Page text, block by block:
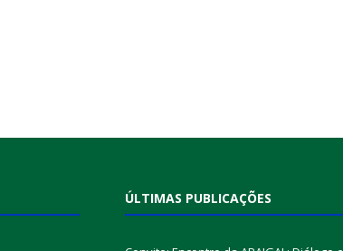
ÚLTIMAS PUBLICAÇÕES